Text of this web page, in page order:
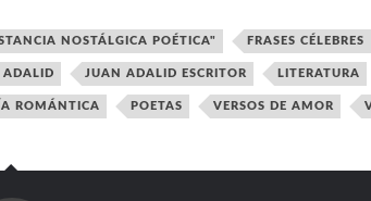
NOSTÁLGICA POÉTICA" FRASES CÉLEBRES
ADALID JUAN ADALID ESCRITOR LITERATURA
ROMÁNTICA POETAS VERSOS DE AMOR